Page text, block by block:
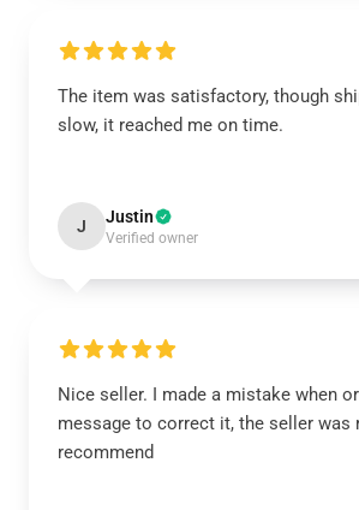
The item was satisfactory, though
slow, it reached me on time.
J Justin
Verified owner
Nice seller. I made a mistake when
message to correct it, the seller was
recommend